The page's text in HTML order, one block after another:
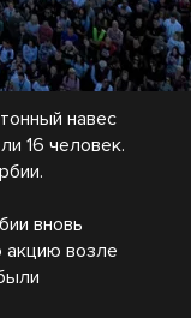
навес
16 человек.
вновь
акцию возле